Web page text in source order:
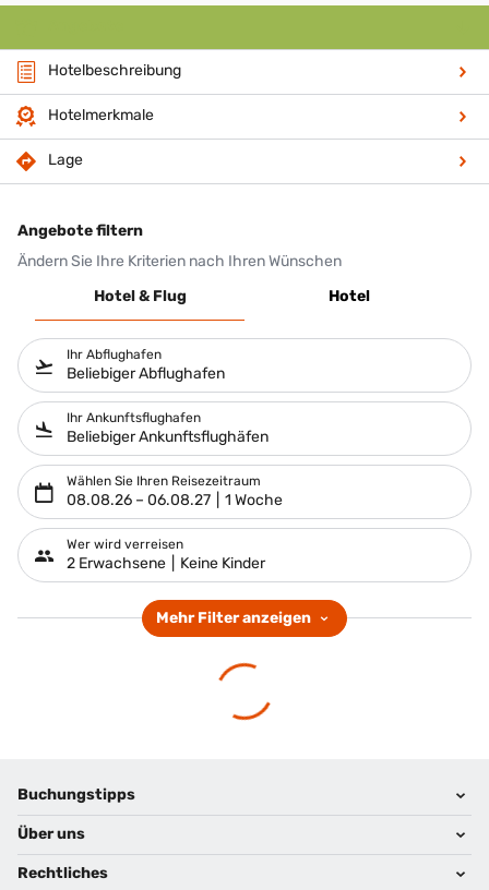
Hotelbeschreibung
Hotelmerkmale
Lage
Angebote filtern
Ändern Sie Ihre Kriterien nach Ihren Wünschen
Hotel & Flug
Hotel
Ihr Abflughafen
Beliebiger Abflughafen
Ihr Ankunftsflughafen
Beliebiger Ankunftsflughäfen
Wählen Sie Ihren Reisezeitraum
08.08.26–06.08.27 1 Woche
Wer wird verreisen
2 Erwachsene Keine Kinder
Mehr Filter anzeigen
Footer navigation
Buchungstipps
Warum im Reisebüro buchen
Hoteltipps
Über uns
Kontakt
Rechtliches